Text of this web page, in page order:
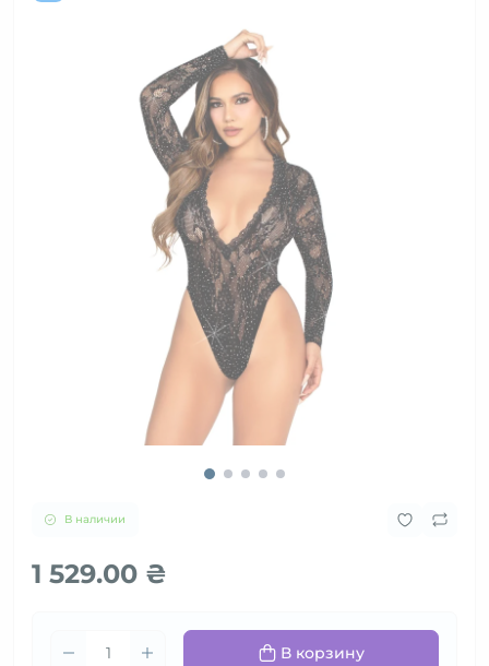
В наличии
1 529.00 ₴
В корзину